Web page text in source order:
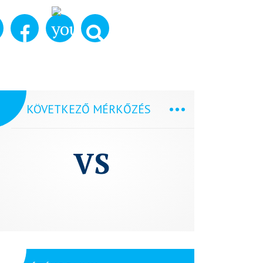
KÖVETKEZŐ MÉRKŐZÉS
VS